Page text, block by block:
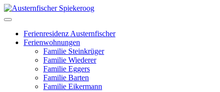
Ferienresidenz Austernfischer
Ferienwohnungen
Familie Steinkrüger
Familie Wiederer
Familie Eggers
Familie Barten
Familie Eikermann